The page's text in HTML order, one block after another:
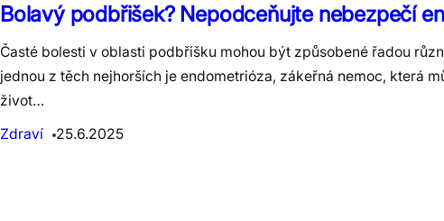
Bolavý podbřišek? Nepodceňujte nebezpečí
Časté bolesti v oblasti podbřišku mohou být způsobené řadou
jednou z těch nejhorších je endometrióza, zákeřná nemoc, která
život…
Zdraví
25.6.2025